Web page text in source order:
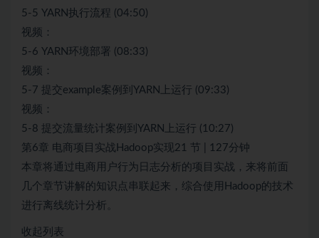
5-5 YARN执行流程 (04:50)
视频：
5-6 YARN环境部署 (08:33)
视频：
5-7 提交example案例到YARN上运行 (09:33)
视频：
5-8 提交流量统计案例到YARN上运行 (10:27)
第6章 电商项目实战Hadoop实现21 节 | 127分钟
本章将通过电商用户行为日志分析的项目实战，来将前面
几个章节讲解的知识点串联起来，综合使用Hadoop的技术
进行离线统计分析。
收起列表